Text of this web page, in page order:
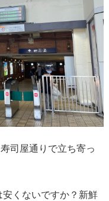
司屋通りで立ち寄っ
くないですか？新鮮